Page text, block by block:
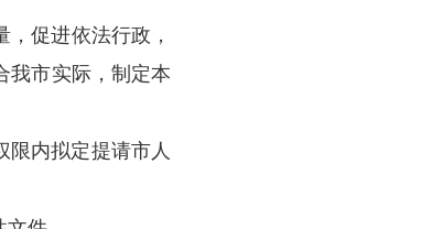
案拟定